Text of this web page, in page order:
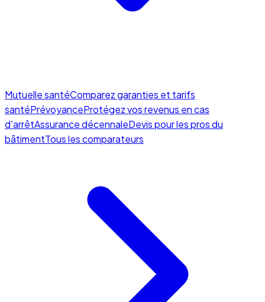
Mutuelle santéComparez garanties et tarifs
santéPrévoyanceProtégez vos revenus en cas
d'arrêtAssurance décennaleDevis pour les pros du
bâtimentTous les comparateurs